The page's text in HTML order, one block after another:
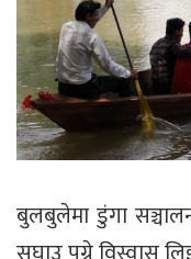
बुलबुलेमा डुंगा